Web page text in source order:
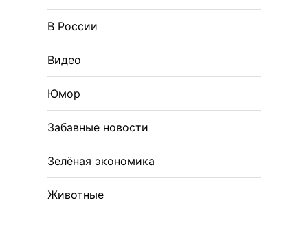
В России
Видео
Юмор
Забавные новости
Зелёная экономика
Животные